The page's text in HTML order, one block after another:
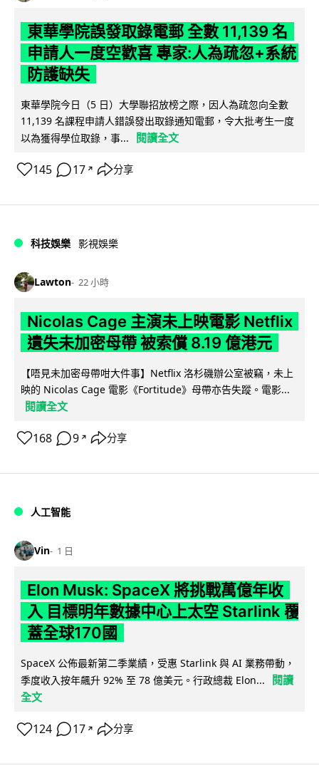
東華學院誤發取錄電郵 全數 11,139 名
申請人一度空歡喜 專家:人為疏忽+系統
防護缺失
東華學院今日（5 日）大學聯招放榜之際，因人為疏忽向全數
11,139 名課程申請人錯誤發出取錄通知電郵，令大批考生一度
以為獲得學位取錄，事...
閱讀全文
145 17 ↗ 分享
科技娛樂 影視娛樂
Lawton 22 小時
Nicolas Cage 主演未上映電影 Netflix
遺失未加密母帶 被索償 8.19 億港元
【唔見未加密母帶咁大件事】Netflix 洛杉磯辦公室被竊，未上
映的 Nicolas Cage 電影《Fortitude》母帶亦告失蹤。電影...
閱讀全文
168 9 ↗ 分享
人工智能
Vin 1 日
Elon Musk: SpaceX 將挑戰萬億年收
入 目標明年數據中心上太空 Starlink 覆
蓋全球170國
SpaceX 公佈最新第二季業績，受惠 Starlink 與 AI 業務帶動，
季度收入按年飆升 92% 至 78 億美元。行政總裁 Elon...
閱讀
全文
124 17 ↗ 分享